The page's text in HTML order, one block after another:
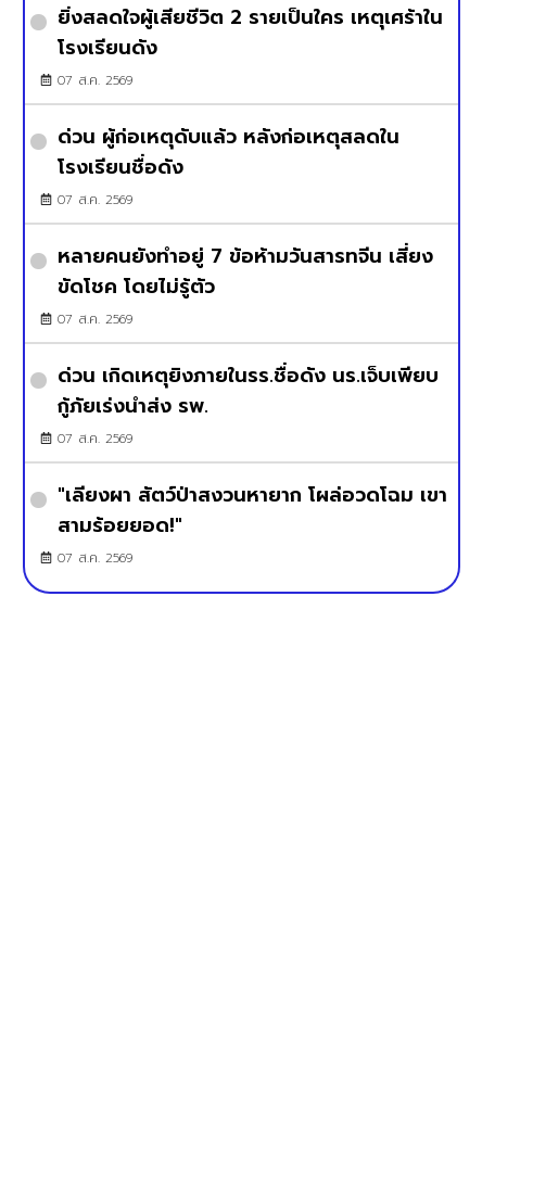
ยิ่งสลดใจผู้เสียชีวิต 2 รายเป็นใคร เหตุเศร้าใน
โรงเรียนดัง
07 ส.ค. 2569
ด่วน ผู้ก่อเหตุดับแล้ว หลังก่อเหตุสลดใน
โรงเรียนชื่อดัง
07 ส.ค. 2569
หลายคนยังทำอยู่ 7 ข้อห้ามวันสารทจีน เสี่ยง
ขัดโชค โดยไม่รู้ตัว
07 ส.ค. 2569
ด่วน เกิดเหตุยิงภายในรร.ชื่อดัง นร.เจ็บเพียบ
กู้ภัยเร่งนำส่ง รพ.
07 ส.ค. 2569
"เลียงผา สัตว์ป่าสงวนหายาก โผล่อวดโฉม เขา
สามร้อยยอด!"
07 ส.ค. 2569